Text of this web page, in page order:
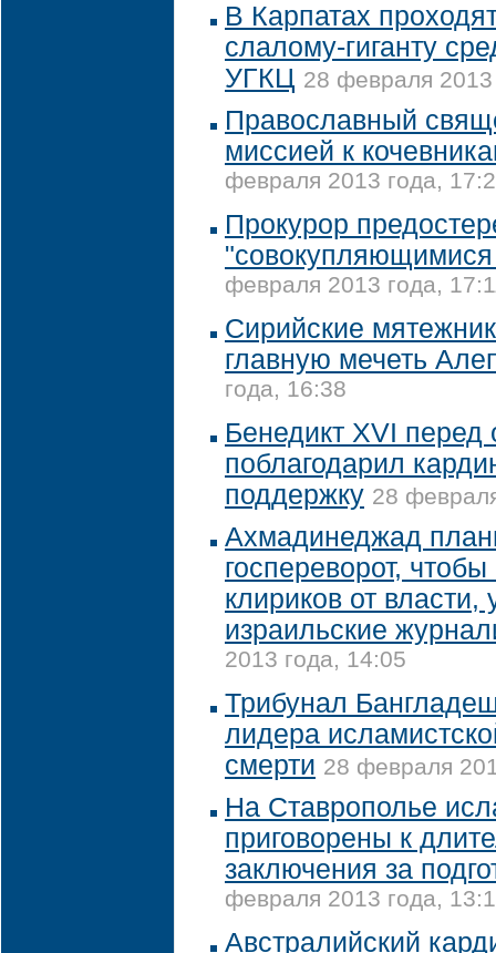
В Карпатах
слалому-гиганту
УГКЦ 28 февраля
Православный
миссией к
февраля 2013 года,
Прокурор
февраля 2013 года,
Сирийские
главную мечеть
года, 16:38
Бенедикт XVI перед
поблагодарил
поддержку 28
Ахмадинеджад
госпереворот, чтобы
клириков от власти,
израильские
2013 года, 14:05
Трибунал
лидера
смерти 28 февраля
На Ставрополье
приговорены к
заключения за
февраля 2013 года,
Австралийский